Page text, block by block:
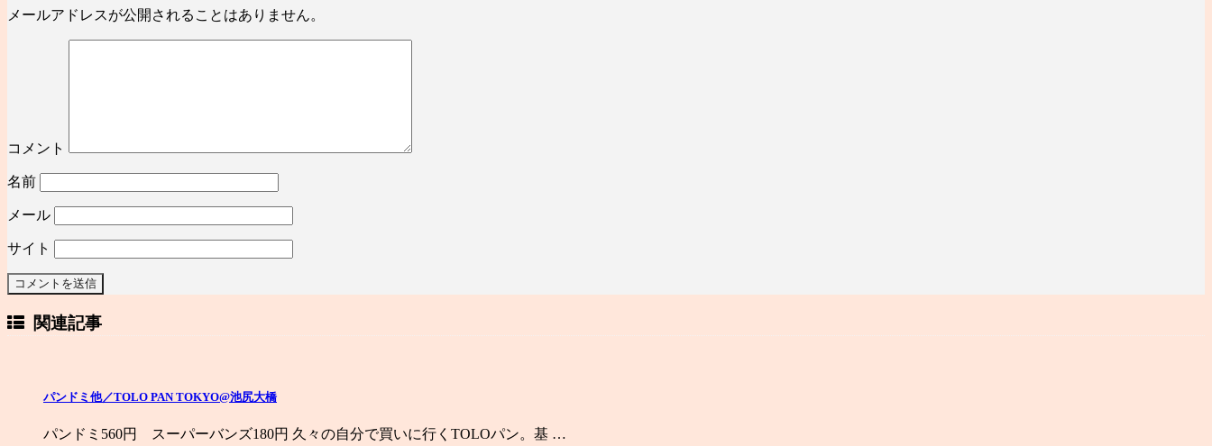
メールアドレスが公開されることはありません。
コメント
名前
メール
サイト
関連記事
パンドミ他／TOLO PAN TOKYO@池尻大橋
パンドミ560円 スーパーバンズ180円 久々の自分で買いに行くTOLOパン。基 …